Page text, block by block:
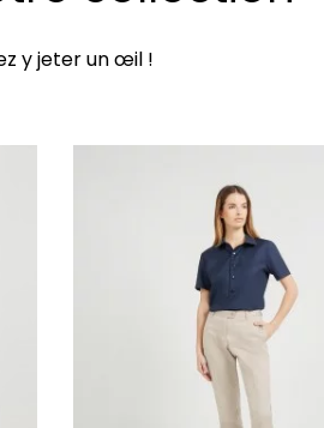
y jeter un œil !